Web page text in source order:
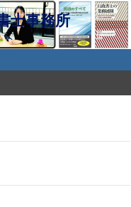
士事務所